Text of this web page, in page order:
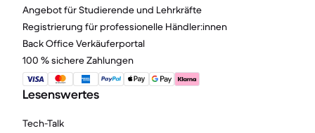
Angebot für Studierende und Lehrkräfte
Registrierung für professionelle Händler:innen
Back Office Verkäuferportal
100 % sichere Zahlungen
Lesenswertes
Tech-Talk